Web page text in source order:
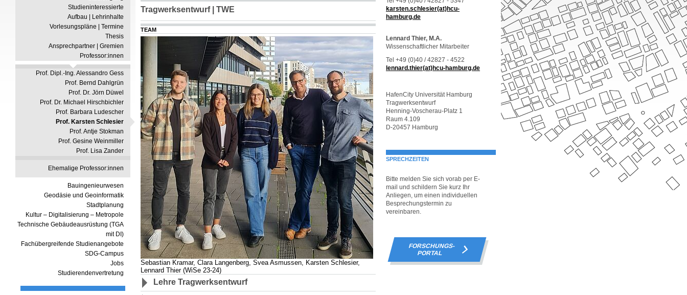
Studieninteressierte
Aufbau | Lehrinhalte
Vorlesungspläne | Termine
Thesis
Ansprechpartner | Gremien
Professor:innen
Prof. Dipl.-Ing. Alessandro Gess
Prof. Bernd Dahlgrün
Prof. Dr. Jörn Düwel
Prof. Dr. Michael Hirschbichler
Prof. Barbara Ludescher
Prof. Karsten Schlesier
Prof. Antje Stokman
Prof. Gesine Weinmiller
Prof. Lisa Zander
Ehemalige Professor:innen
Bauingenieurwesen
Geodäsie und Geoinformatik
Stadtplanung
Kultur – Digitalisierung – Metropole
Technische Gebäudeausrüstung (TGA
mit DI)
Fachübergreifende Studienangebote
SDG-Campus
Jobs
Studierendenvertretung
Tragwerksentwurf | TWE
TEAM
Sebastian Kramar, Clara Langenberg, Svea Asmussen, Karsten Schlesier,
Lennard Thier (WiSe 23-24)
Lehre Tragwerksentwurf
karsten.schlesier(at)hcu-
hamburg.de
Lennard Thier, M.A.
Wissenschaftlicher Mitarbeiter
Tel +49 (0)40 / 42827 - 4522
lennard.thier(at)hcu-hamburg.de
HafenCity Universität Hamburg
Tragwerksentwurf
Henning-Voscherau-Platz 1
Raum 4.109
D-20457 Hamburg
SPRECHZEITEN
Bitte melden Sie sich vorab per E-
mail und schildern Sie kurz Ihr
Anliegen, um einen individuellen
Besprechungstermin zu
vereinbaren.
FORSCHUNGS-
PORTAL